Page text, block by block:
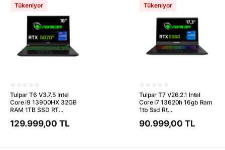
Tükeniyor
Tulpar T6 V3.7.5 Intel
Core i9 13900HX 32GB
RAM 1TB SSD RT...
129.999,00 TL
Tükeniyor
Tulpar T7 V26.2.1 Intel
Core I7 13620h 16gb Ram
1tb Ssd Rt...
90.999,00 TL